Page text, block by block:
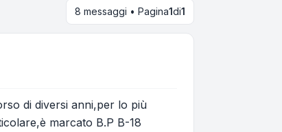
8 messaggi • Pagina1di1
di diversi anni,per lo più
marcato B.P B-18